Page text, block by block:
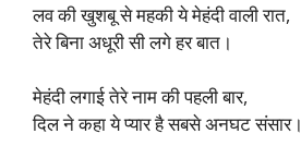
लव की खुशबू से महकी ये मेहंदी वाली रात,
तेरे बिना अधूरी सी लगे हर बात।​
मेहंदी लगाई तेरे नाम की पहली बार,
दिल ने कहा ये प्यार है सबसे अनघट संसार।​